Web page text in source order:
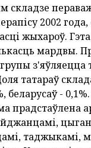
2002
жыхароў.
мардвы.
з'яўляецца
татараў
беларусаў -
прадстаўлена
таджыкамі,